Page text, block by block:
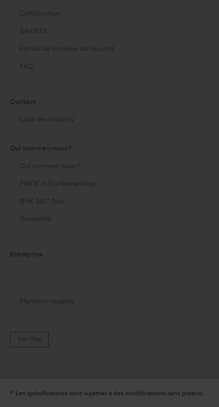
Certification
SAV NSK
Fiches de données de sécurité
FAQ
Contact
Liste de contacts
Qui sommes-nous?
Qui sommes-nous?
PRIDE in Craftsmanship
NSK 360° Tour
Durabilité
Entreprise
Mentions légales
Site Map
Les spécifications sont sujettes à des modifications sans préavis.